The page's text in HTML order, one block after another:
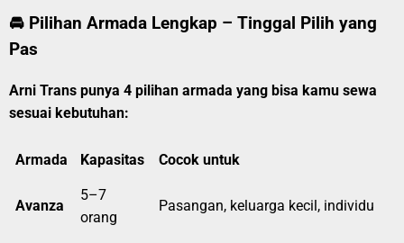
🚘 Pilihan Armada Lengkap – Tinggal Pilih yang
Pas
Arni Trans punya 4 pilihan armada yang bisa kamu sewa
sesuai kebutuhan:
Armada Kapasitas Cocok untuk
Avanza
5–7
orang
Pasangan, keluarga kecil, individu